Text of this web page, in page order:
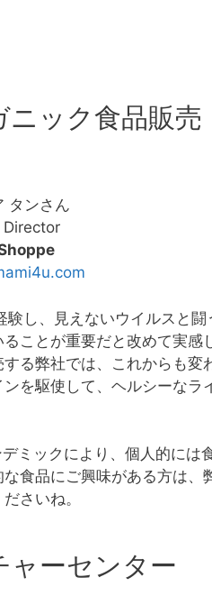
ニック食品販売
タンさん
し、見えないウイルスと闘
ることが重要だと改めて実感
る弊社では、これからも変
ンを駆使して、ヘルシーなラ
ミックにより、個人的には
な食品にご興味がある方は、
さいね。
ャーセンター